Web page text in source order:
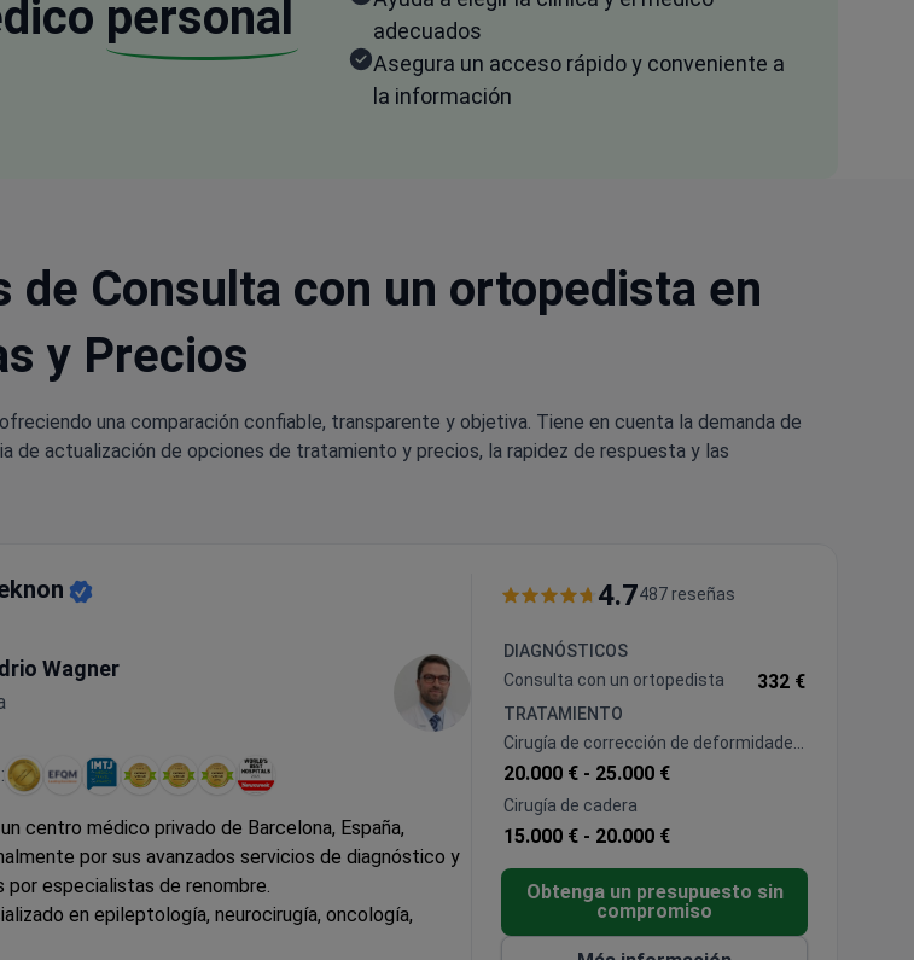
personal
adecuados
Asegura un acceso rápido y conveniente a
la información
Consulta con un ortopedista en
y Precios
una comparación confiable, transparente y objetiva. Tiene en cuenta la demanda de
de actualización de opciones de tratamiento y precios, la rapidez de respuesta y las
Wagner
centro médico privado de Barcelona, España,
por sus avanzados servicios de diagnóstico y
especialistas de renombre.
en epileptología, neurocirugía, oncología,
avanzada con células madre para la recuperación de
4.7487 reseñas
DIAGNÓSTICOS
Consulta con un ortopedista
332 €
TRATAMIENTO
Cirugía de corrección de deformidades
óseas
20.000 € - 25.000 €
Cirugía de cadera
15.000 € - 20.000 €
Obtenga un presupuesto sin
compromiso